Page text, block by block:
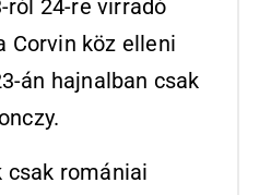
ról 24-re virradó
Corvin köz elleni
án hajnalban csak
csak romániai